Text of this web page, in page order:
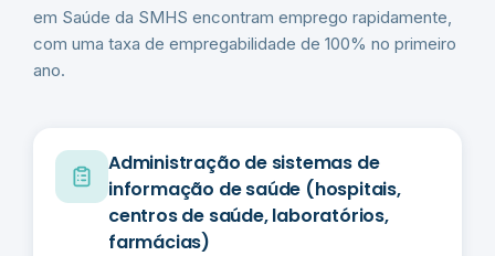
em Saúde da SMHS encontram emprego rapidamente,
com uma taxa de empregabilidade de 100% no primeiro
ano.
Administração de sistemas de
informação de saúde (hospitais,
centros de saúde, laboratórios,
farmácias)